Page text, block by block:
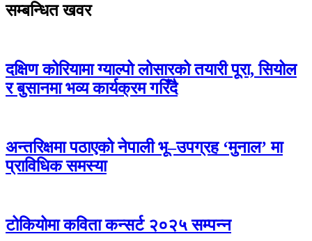
सम्बन्धित खवर
दक्षिण कोरियामा ग्याल्पो लोसारको तयारी पूरा, सियोल
र बुसानमा भव्य कार्यक्रम गरिँदै
अन्तरिक्षमा पठाएको नेपाली भू–उपग्रह ‘मुनाल’ मा
प्राविधिक समस्या
टोकियोमा कविता कन्सर्ट २०२५ सम्पन्न